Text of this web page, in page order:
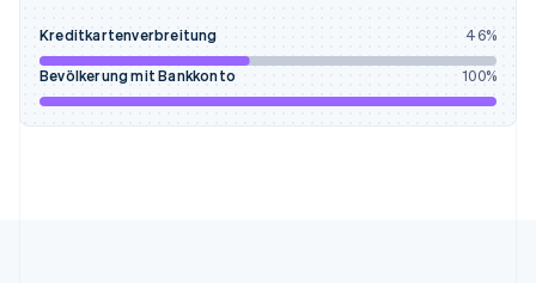
Kreditkartenverbreitung 46%
Bevölkerung mit Bankkonto 100%
EnglishItaliano
Lettland
English
Liechtenstein
DeutschEnglish